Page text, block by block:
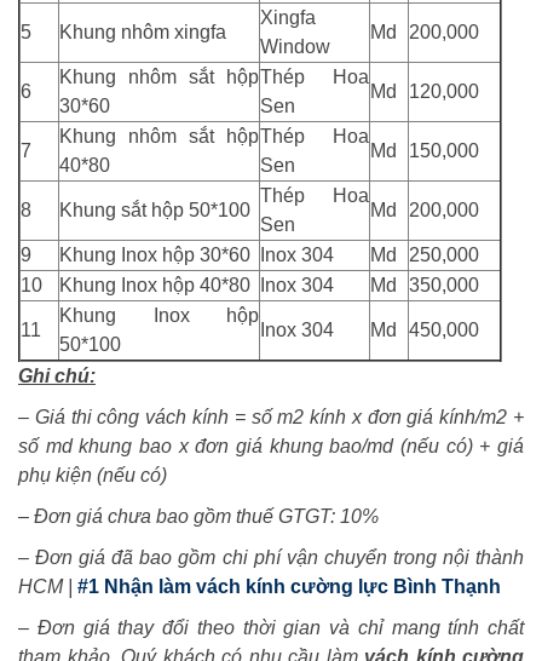
5 Khung nhôm xingfa
Xingfa
Window
Md 200,000
6
Khung nhôm sắt hộp
30*60
Thép Hoa
Sen
Md 120,000
7
Khung nhôm sắt hộp
40*80
Thép Hoa
Sen
Md 150,000
8 Khung sắt hộp 50*100
Thép Hoa
Sen
Md 200,000
9 Khung Inox hộp 30*60 Inox 304 Md
250,000
10
Khung Inox hộp 40*80 Inox 304 Md 350,000
11
Khung Inox hộp
50*100
Inox 304 Md 450,000
Ghi chú:
– Giá thi công vách kính = số m2 kính x đơn giá kính/m2 +
số md khung bao x đơn giá khung bao/md (nếu có) + giá
phụ kiện (nếu có)
– Đơn giá chưa bao gồm thuế GTGT: 10%
– Đơn giá đã bao gồm chi phí vận chuyển trong nội thành
HCM | #1 Nhận làm vách kính cường lực Bình Thạnh
– Đơn giá thay đổi theo thời gian và chỉ mang tính chất